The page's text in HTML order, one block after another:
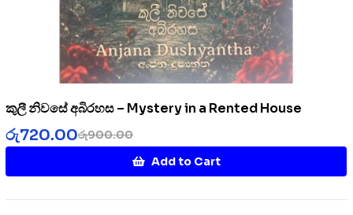
කුලී නිවසේ අබිරහස – Mystery in a Rented House
රු900.00
රු720.00
Add to Cart